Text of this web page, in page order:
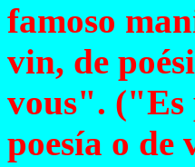
famoso
vin, de
vous". ("Es
poesía o de